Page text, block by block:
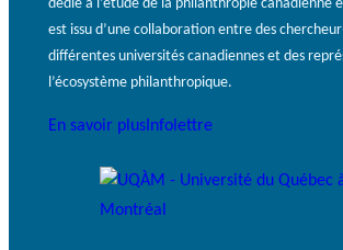
dédié à l’étude de la philanthropie canadienne
est issu d’une collaboration entre des
différentes universités canadiennes et des
l’écosystème philanthropique.
En savoir plus Infolettre